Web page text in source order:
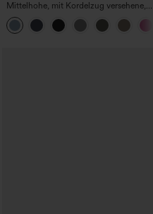
Mittelhohe, mit Kordelzug versehene,
schnelltrocknende Golfhose mit schmal
zulaufendem Schnitt, abgerundetem
Saum und Taschen – UPF 40+